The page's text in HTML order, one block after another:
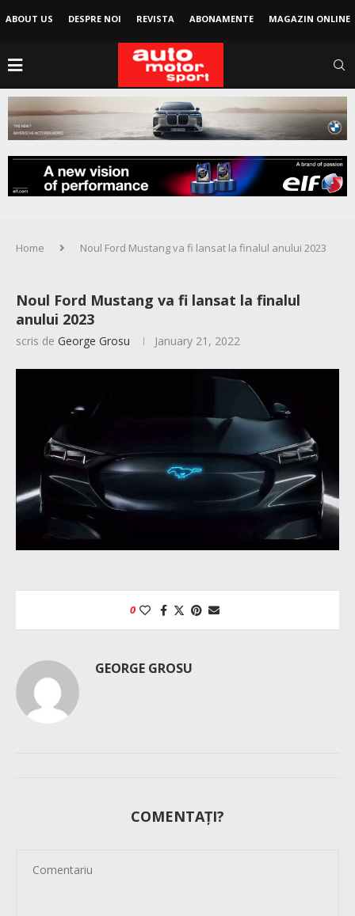
ABOUT US DESPRE NOI REVISTA ABONAMENTE MAGAZIN ONLINE
Home Noul Ford Mustang va fi lansat la finalul anului 2023
Noul Ford Mustang va fi lansat la finalul
anului 2023
scris de George Grosu January 21, 2022
0
GEORGE GROSU
COMENTAȚI?